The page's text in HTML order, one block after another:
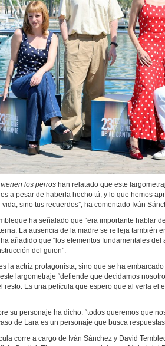
los perros han relatado que este
a pesar de haberla hecho tú, y lo que hemos
sino tus recuerdos”, ha comentado Iván
ha señalado que “era importante hablar
La ausencia de la madre se refleja también
añadido que “los elementos fundamentales
del guion”.
la actriz protagonista, sino que se ha
largometraje “defiende que decidamos
resto. Es una película que espero que al verla el
su personaje ha dicho: “todos queremos que
de Lara es un personaje que busca
corre a cargo de Iván Sánchez y David